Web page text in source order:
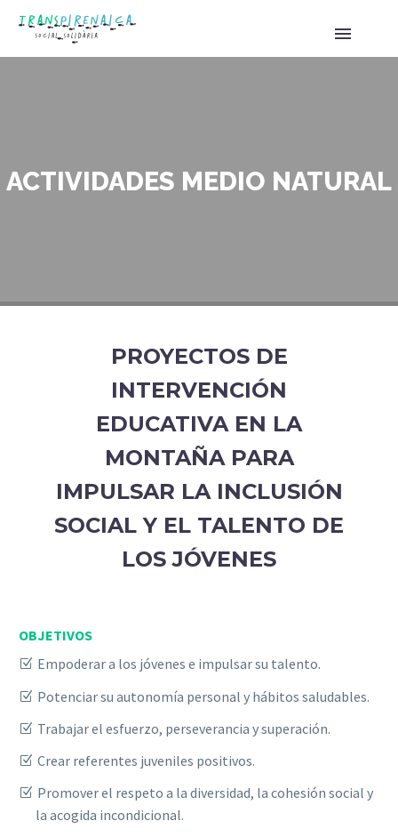
ACTIVIDADES MEDIO NATURAL
PROYECTOS DE
INTERVENCIÓN
EDUCATIVA EN LA
MONTAÑA PARA
IMPULSAR LA INCLUSIÓN
SOCIAL Y EL TALENTO DE
LOS JÓVENES
OBJETIVOS
Empoderar a los jóvenes e impulsar su talento.
Potenciar su autonomía personal y hábitos saludables.
Trabajar el esfuerzo, perseverancia y superación.
Crear referentes juveniles positivos.
Promover el respeto a la diversidad, la cohesión social y
la acogida incondicional.